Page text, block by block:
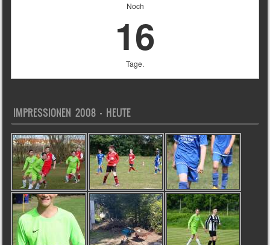
Noch
16
Tage.
IMPRESSIONEN 2008 – HEUTE